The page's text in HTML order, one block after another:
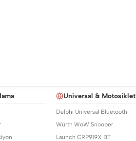
Universal & Motosiklet
Delphi Universal Bluetooth
Würth WoW Snooper
Launch CRP919X BT